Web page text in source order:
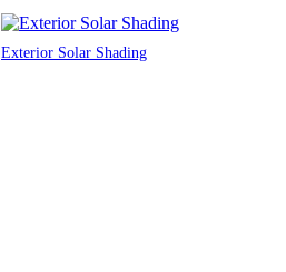
Exterior Solar Shading